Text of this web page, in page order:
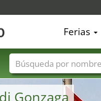
Gonzaga
Ferias
Nombres de ferias